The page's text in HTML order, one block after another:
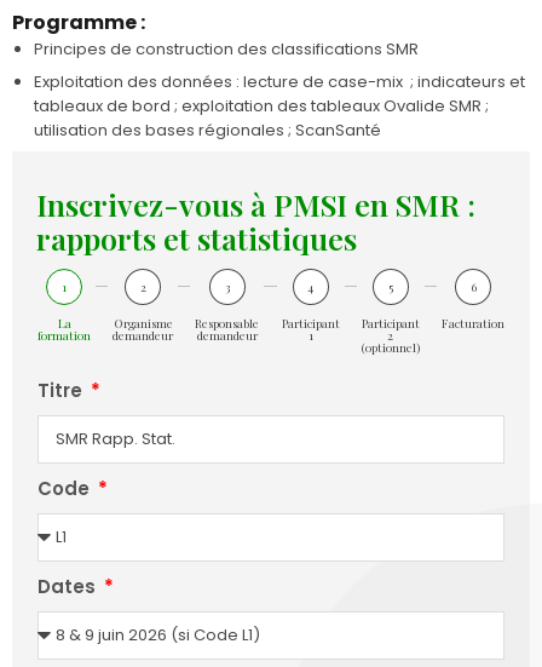
Programme :
Principes de construction des classifications SMR
Exploitation des données : lecture de case-mix ; indicateurs et
tableaux de bord ; exploitation des tableaux Ovalide SMR ;
utilisation des bases régionales ; ScanSanté
Inscrivez-vous à PMSI en SMR :
rapports et statistiques
1
La
formation
2
Organisme
demandeur
3
Responsable
demandeur
4
Participant
1
5
Participant
2
(optionnel)
6
Facturation
Titre
Code
Dates